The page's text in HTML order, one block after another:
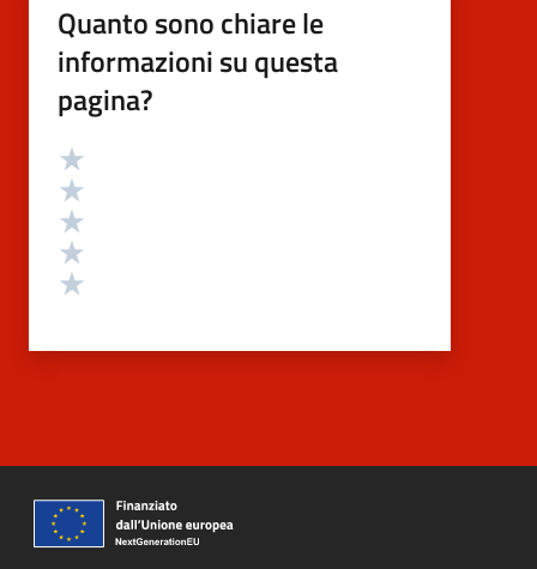
Quanto sono chiare le
informazioni su questa
pagina?
Valutazione